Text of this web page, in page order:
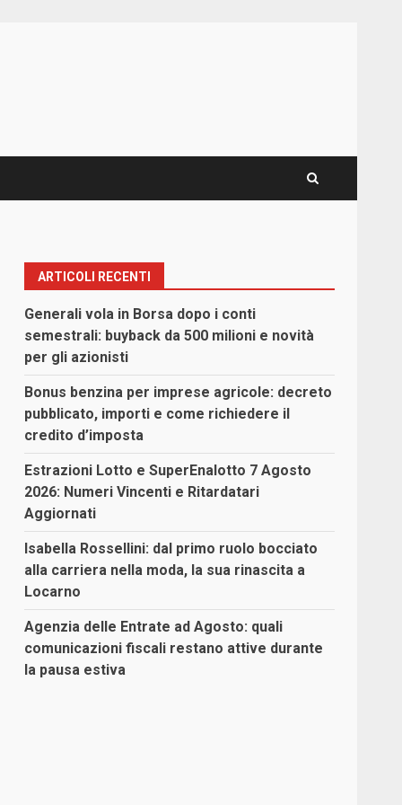
ARTICOLI RECENTI
Generali vola in Borsa dopo i conti
semestrali: buyback da 500 milioni e novità
per gli azionisti
Bonus benzina per imprese agricole: decreto
pubblicato, importi e come richiedere il
credito d’imposta
Estrazioni Lotto e SuperEnalotto 7 Agosto
2026: Numeri Vincenti e Ritardatari
Aggiornati
Isabella Rossellini: dal primo ruolo bocciato
alla carriera nella moda, la sua rinascita a
Locarno
Agenzia delle Entrate ad Agosto: quali
comunicazioni fiscali restano attive durante
la pausa estiva